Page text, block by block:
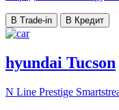
В Trade-in В Кредит
hyundai Tucson
N Line Prestige